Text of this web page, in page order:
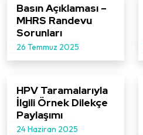
Basın Açıklaması –
MHRS Randevu
Sorunları
26 Temmuz 2025
HPV Taramalarıyla
İlgili Örnek Dilekçe
Paylaşımı
24 Haziran 2025